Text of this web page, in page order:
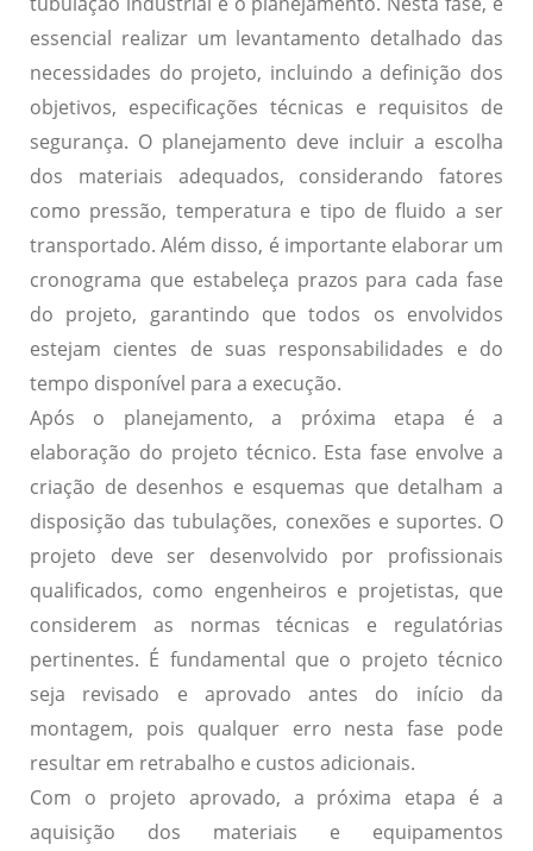
essencial realizar um levantamento detalhado das
necessidades do projeto, incluindo a definição dos
objetivos, especificações técnicas e requisitos de
segurança. O planejamento deve incluir a escolha
dos materiais adequados, considerando fatores
como pressão, temperatura e tipo de fluido a ser
transportado. Além disso, é importante elaborar um
cronograma que estabeleça prazos para cada fase
do projeto, garantindo que todos os envolvidos
estejam cientes de suas responsabilidades e do
tempo disponível para a execução.
Após o planejamento, a próxima etapa é a
elaboração do projeto técnico. Esta fase envolve a
criação de desenhos e esquemas que detalham a
disposição das tubulações, conexões e suportes. O
projeto deve ser desenvolvido por profissionais
qualificados, como engenheiros e projetistas, que
considerem as normas técnicas e regulatórias
pertinentes. É fundamental que o projeto técnico
seja revisado e aprovado antes do início da
montagem, pois qualquer erro nesta fase pode
resultar em retrabalho e custos adicionais.
Com o projeto aprovado, a próxima etapa é a
aquisição dos materiais e equipamentos